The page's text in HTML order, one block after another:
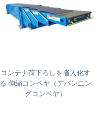
コンテナ荷下ろしを省人化す
る 伸縮コンベヤ（デバンニン
グコンベヤ）